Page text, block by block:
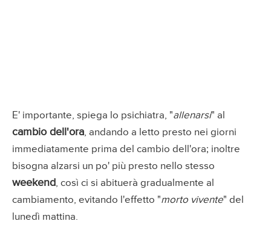
E' importante, spiega lo psichiatra, "allenarsi" al
cambio dell'ora, andando a letto presto nei giorni
immediatamente prima del cambio dell'ora; inoltre
bisogna alzarsi un po' più presto nello stesso
weekend, così ci si abituerà gradualmente al
cambiamento, evitando l'effetto "morto vivente" del
lunedì mattina.